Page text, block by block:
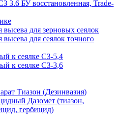
3.6 БУ восстановленная, Trade-
высева для зерновых сеялок
высева для сеялок точного
к сеялке СЗ-5,4
к сеялке СЗ-3,6
Тиазон (Дезинвазия)
Дазомет (тиазон,
гербицид)